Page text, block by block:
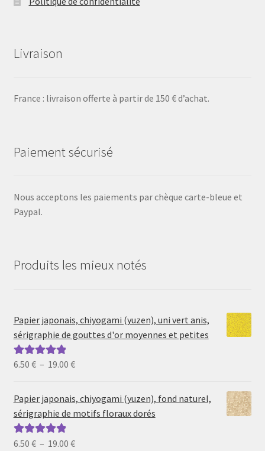
Livraison
France : livraison offerte à partir de 150 € d’achat.
Paiement sécurisé
Nous acceptons les paiements par chèque carte-bleue et
Paypal.
Produits les mieux notés
Papier japonais, chiyogami (yuzen), uni vert anis,
sérigraphie de gouttes d'or moyennes et petites
Note5.00sur
6.50 € – 19.00 €Plage
prix :
6.50 €
19.00 €
Papier japonais, chiyogami (yuzen), fond naturel,
sérigraphie de motifs floraux dorés
Note5.00sur
6.50 € – 19.00 €Plage